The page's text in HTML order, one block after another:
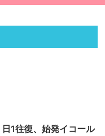
日1往復、始発イコール